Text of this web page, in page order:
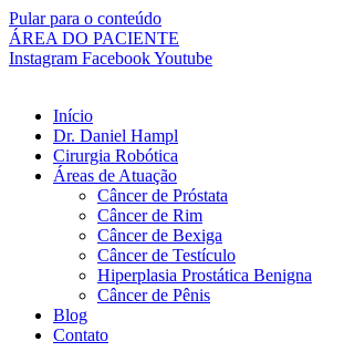
Pular para o conteúdo
ÁREA DO PACIENTE
Instagram FacebookYoutube
Início
Dr. Daniel Hampl
Cirurgia Robótica
Áreas de Atuação
Câncer de Próstata
Câncer de Rim
Câncer de Bexiga
Câncer de Testículo
Hiperplasia Prostática Benigna
Câncer de Pênis
Blog
Contato